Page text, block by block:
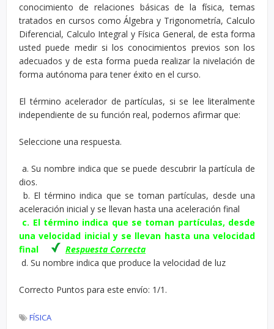
conocimiento de relaciones básicas de la física, temas
tratados en cursos como Álgebra y Trigonometría, Calculo
Diferencial, Calculo Integral y Física General, de esta forma
usted puede medir si los conocimientos previos son los
adecuados y de esta forma pueda realizar la nivelación de
forma autónoma para tener éxito en el curso.
El término acelerador de partículas, si se lee literalmente
independiente de su función real, podernos afirmar que:
Seleccione una respuesta.
a. Su nombre indica que se puede descubrir la partícula de
dios.
b. El término indica que se toman partículas, desde una
aceleración inicial y se llevan hasta una aceleración final
c. El término indica que se toman partículas, desde
una velocidad inicial y se llevan hasta una velocidad
final
Respuesta Correcta
d. Su nombre indica que produce la velocidad de luz
Correcto Puntos para este envío: 1/1.
FÍSICA